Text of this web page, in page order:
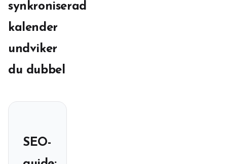
synkroniserad
kalender
undviker
du dubbel
SEO-